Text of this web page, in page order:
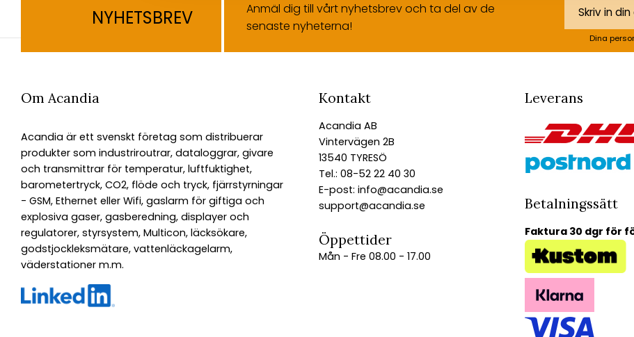
NYHETSBREV
Anmäl dig till vårt nyhetsbrev och ta del av de
senaste nyheterna!
Dina
Om Acandia
Acandia är ett svenskt företag som distribuerar
produkter som industriroutrar, dataloggrar, givare
och transmittrar för temperatur, luftfuktighet,
barometertryck, CO2, flöde och tryck, fjärrstyrningar
- GSM, Ethernet eller Wifi, gaslarm för giftiga och
explosiva gaser, gasberedning, displayer och
regulatorer, styrsystem, Multicon, läcksökare,
godstjockleksmätare, vattenläckagelarm,
väderstationer m.m.
Kontakt
Acandia AB
Vintervägen 2B
13540 TYRESÖ
Tel.: 08-52 22 40 30
E-post: info@acandia.se
support@acandia.se
Öppettider
Mån - Fre 08.00 - 17.00
Leverans
Betalningssätt
Faktura 30 dgr för